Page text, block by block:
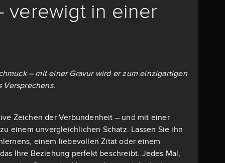
verewigt in einer
– mit einer Gravur wird er zum einzigartigen
Versprechens.
Zeichen der Verbundenheit – und mit einer
einem unvergleichlichen Schatz. Lassen Sie ihn
einem liebevollen Zitat oder einem
Ihre Beziehung perfekt beschreibt. Jedes Mal,